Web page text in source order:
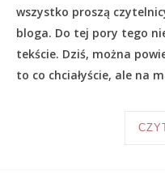
wszystko proszą
bloga. Do tej pory tego
tekście. Dziś, można
to co chciałyście, ale na